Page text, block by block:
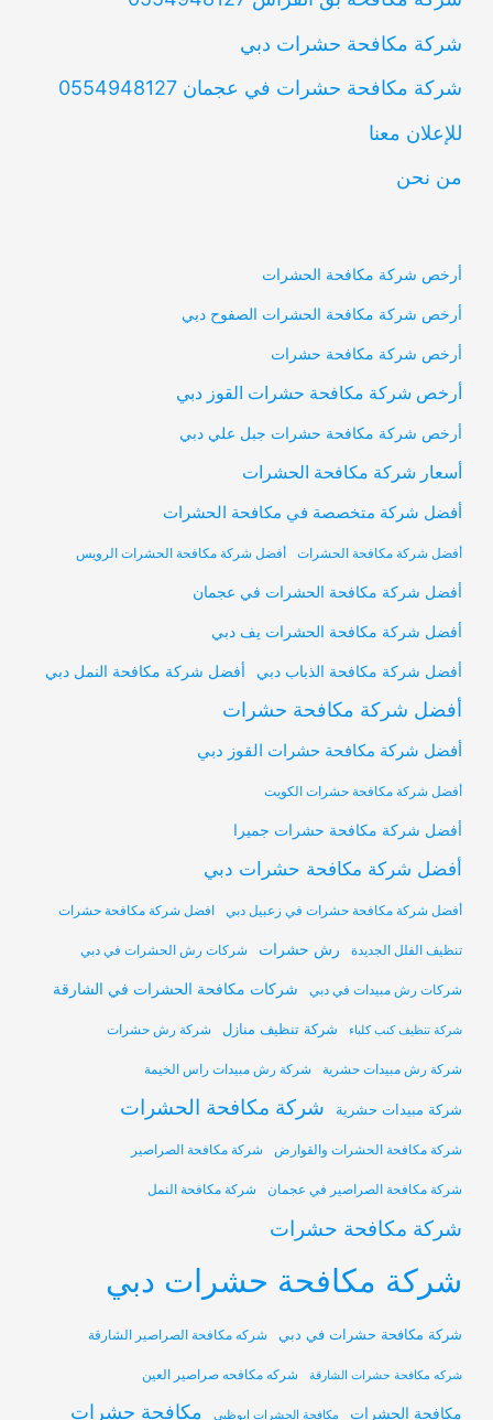
شركة مكافحة حشرات دبي
شركة مكافحة حشرات في عجمان 0554948127
للإعلان معنا
من نحن
أرخص شركة مكافحة الحشرات
أرخص شركة مكافحة الحشرات الصفوح دبي
أرخص شركة مكافحة حشرات
أرخص شركة مكافحة حشرات القوز دبي
أرخص شركة مكافحة حشرات جبل علي دبي
أسعار شركة مكافحة الحشرات
أفضل شركة متخصصة في مكافحة الحشرات
أفضل شركة مكافحة الحشرات أفضل شركة مكافحة الحشرات الرويس
أفضل شركة مكافحة الحشرات في عجمان
أفضل شركة مكافحة الحشرات يف دبي
أفضل شركة مكافحة الذباب دبي أفضل شركة مكافحة النمل دبي
أفضل شركة مكافحة حشرات
أفضل شركة مكافحة حشرات القوز دبي
أفضل شركة مكافحة حشرات الكويت
أفضل شركة مكافحة حشرات جميرا
أفضل شركة مكافحة حشرات دبي
أفضل شركة مكافحة حشرات في زعبيل دبي افضل شركة مكافحة حشرات
تنظيف الفلل الجديدة رش حشرات شركات رش الحشرات في دبي
شركات رش مبيدات في دبي شركات مكافحة الحشرات في الشارقة
شركة تنظيف كنب كلباء شركة تنظيف منازل شركة رش حشرات
شركة رش مبيدات حشرية شركة رش مبيدات راس الخيمة
شركة مبيدات حشرية شركة مكافحة الحشرات
شركة مكافحة الحشرات والقوارض شركة مكافحة الصراصير
شركة مكافحة الصراصير في عجمان شركة مكافحة النمل
شركة مكافحة حشرات
شركة مكافحة حشرات دبي
شركة مكافحة حشرات في دبي شركه مكافحة الصراصير الشارقة
شركه مكافحة حشرات الشارقة شركه مكافحه صراصير العين
مكافحة الحشرات مكافحة الحشرات ابوظبي مكافحة حشرات